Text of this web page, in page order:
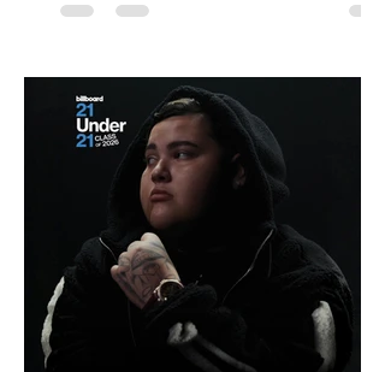
escenario de una noche dedicada al indie
banda que llegará a la capital de La
Araucanía para ofrecer un show cargado
de energía, guitarras y canciones que han
marcado su breve pero exitosa trayectoria.